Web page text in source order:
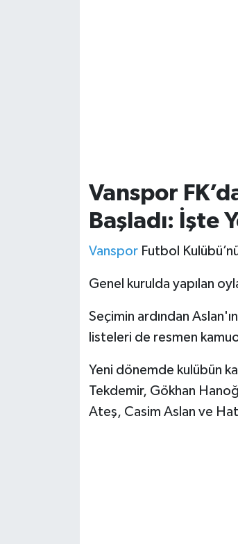
Vanspor
Başladı: İşte
Vanspor Futbol
Genel kurulda yapılan
Seçimin ardından
listeleri de resmen
Yeni dönemde kulübün
Tekdemir, Gökhan
Ateş, Casim Aslan ve